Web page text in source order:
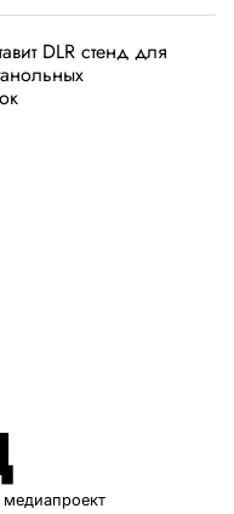
DLR стенд для